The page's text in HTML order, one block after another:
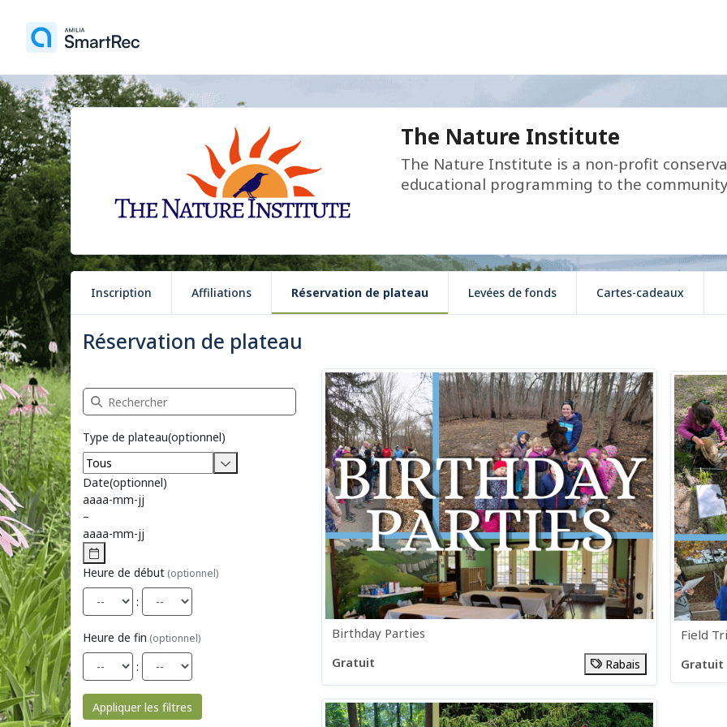
The Nature Institute
The Nature Institute is a non-profit
educational programming to the
Inscription Affiliations Réservation de plateau Levées de fonds Cartes-cadeaux
Réservation de plateau
Recherche Réservation de plateau
Type de plateau(optionnel)
Date(optionnel)
aaaa-mm-jj
–
aaaa-mm-jj
Heure de début (optionnel)
:
Heure de fin (optionnel)
:
Appliquer les filtres
Birthday Parties
Gratuit
Rabais
Field
Gratuit